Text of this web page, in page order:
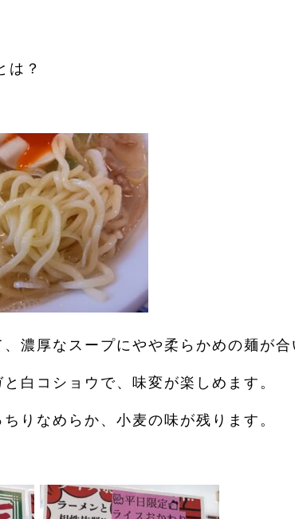
は？
濃厚なスープにやや柔らかめの麺が合
白コショウで、味変が楽しめます。
りなめらか、小麦の味が残ります。